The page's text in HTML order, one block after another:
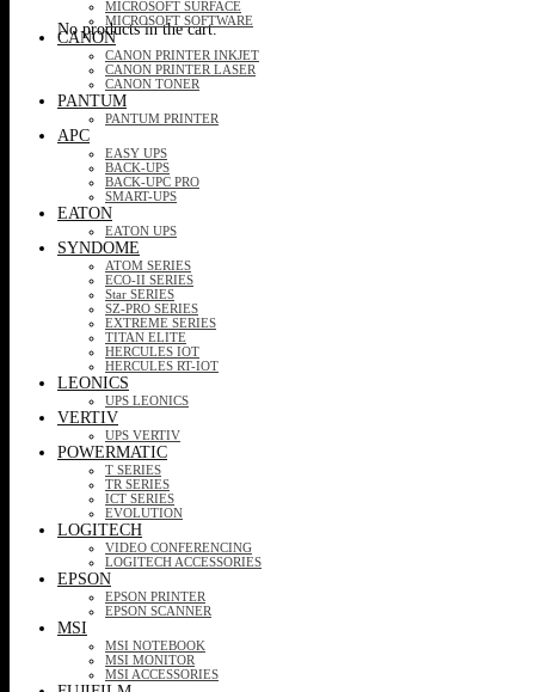
No products in the cart.
MICROSOFT SURFACE
MICROSOFT SOFTWARE
CANON
CANON PRINTER INKJET
CANON PRINTER LASER
CANON TONER
PANTUM
PANTUM PRINTER
APC
EASY UPS
BACK-UPS
BACK-UPC PRO
SMART-UPS
EATON
EATON UPS
SYNDOME
ATOM SERIES
ECO-II SERIES
Star SERIES
SZ-PRO SERIES
EXTREME SERIES
TITAN ELITE
HERCULES IOT
HERCULES RT-IOT
LEONICS
UPS LEONICS
VERTIV
UPS VERTIV
POWERMATIC
T SERIES
TR SERIES
ICT SERIES
EVOLUTION
LOGITECH
VIDEO CONFERENCING
LOGITECH ACCESSORIES
EPSON
EPSON PRINTER
EPSON SCANNER
MSI
MSI NOTEBOOK
MSI MONITOR
MSI ACCESSORIES